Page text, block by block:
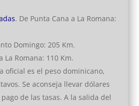
. De Punta Cana a La Romana:
Domingo: 205 Km.
La Romana: 110 Km.
oficial es el peso dominicano,
Se aconseja llevar dólares
de las tasas. A la salida del